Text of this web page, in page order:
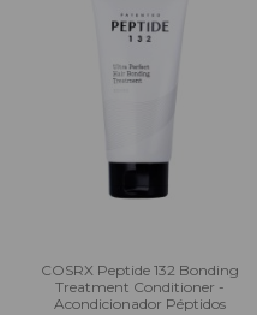
COSRX Peptide 132 Bonding
Treatment Conditioner -
Acondicionador Péptidos